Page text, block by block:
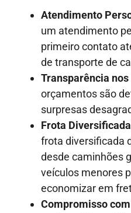
Atendimento
um atendimento
primeiro contato
de transporte de
Transparência
orçamentos são
surpresas
Frota
frota diversificada
desde caminhões
veículos menores
economizar em
Compromisso